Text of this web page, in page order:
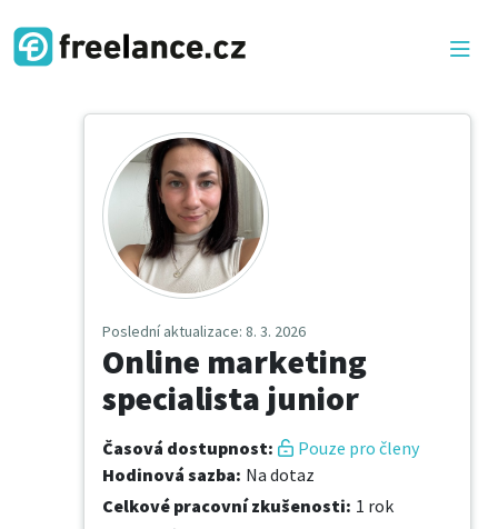
Poslední aktualizace: 8. 3. 2026
Online marketing
specialista junior
Časová dostupnost:
Pouze pro členy
Hodinová sazba: Na dotaz
Celkové pracovní zkušenosti: 1 rok